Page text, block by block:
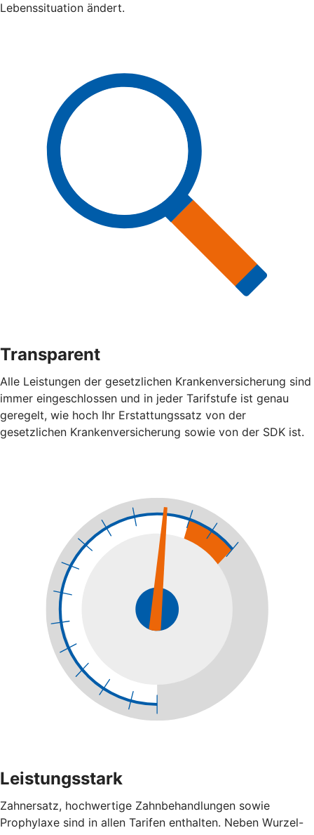
Lebenssituation ändert.
Transparent
Alle Leistungen der gesetzlichen Krankenversicherung sind
immer eingeschlossen und in jeder Tarifstufe ist genau
geregelt, wie hoch Ihr Erstattungssatz von der
gesetzlichen Krankenversicherung sowie von der SDK ist.
Leistungsstark
Zahnersatz, hochwertige Zahnbehandlungen sowie
Prophylaxe sind in allen Tarifen enthalten. Neben Wurzel-